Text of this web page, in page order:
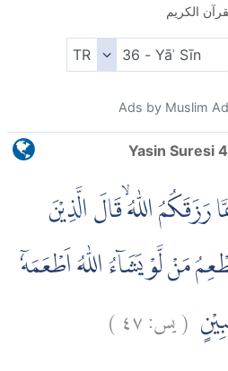
الكريم
Ads by Muslim
Yasin Suresi
رَزَقَكُمُ اللّٰهُ ۙقَالَ الَّذِيْنَ
مَنْ لَّوْ يَشَاۤءُ اللّٰهُ اَطْعَمَهٗٓ
(يس:٤٧)